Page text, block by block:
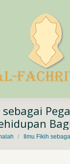
Ilmu Fikih